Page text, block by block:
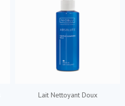
Lait Nettoyant Doux